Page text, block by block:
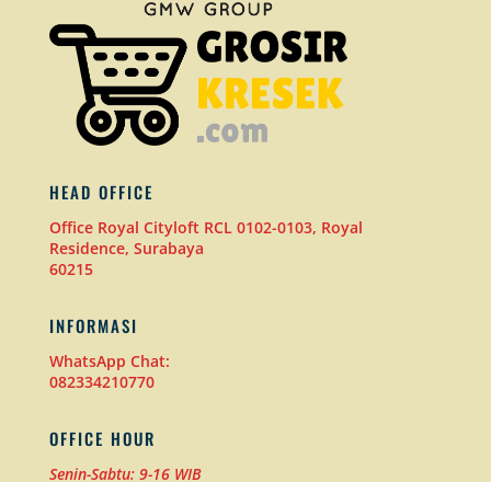
HEAD OFFICE
Office Royal Cityloft RCL 0102-0103, Royal
Residence, Surabaya
60215
INFORMASI
WhatsApp Chat:
082334210770
OFFICE HOUR
Senin-Sabtu: 9-16 WIB